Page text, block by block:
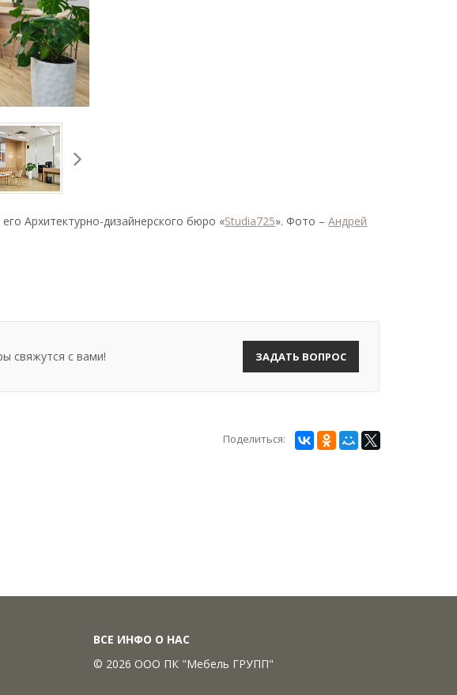
Архитектурно-дизайнерского бюро «Studia725». Фото –Андрей
свяжутся с вами! ЗАДАТЬ ВОПРОС
Поделиться:
ВСЕ ИНФО О НАС
© 2026 ООО ПК "Мебель ГРУПП"